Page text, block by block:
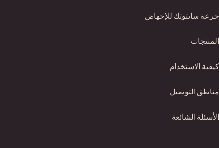
جرعة سايتوتك للإجهاض
المنتجات
كيفية الاستخدام
مناطق التوصيل
الأسئلة الشائعة